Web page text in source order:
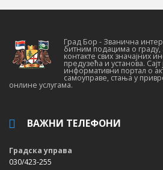
Град Бор - Званична
битним подацима о
контакте свих значајних
предузећа и установа.
информативни портал о
самоуправе, стања у
онлине услугама.
ВАЖНИ ТЕЛЕФОНИ
Градска управа
030/423-255